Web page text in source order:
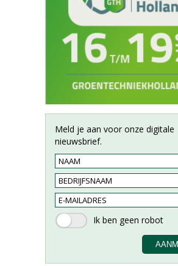
Meld je aan voor onze digitale
nieuwsbrief.